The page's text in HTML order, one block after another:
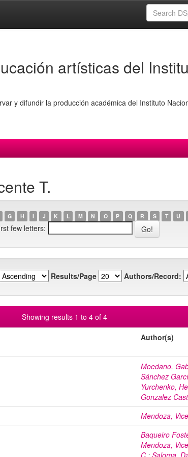
artísticas del
y difundir la producción académica del Instituto
T.
G H I J K L M N O P Q R S T U
few letters:
Results/Page Authors/Record:
Showing results 1 to 4 of 4
Author(s)
Moedano,
Sánchez
Yurchenko,
Gonzalez
Mendoza,
Baqueiro
Mendoza,
C. ; Saloma,